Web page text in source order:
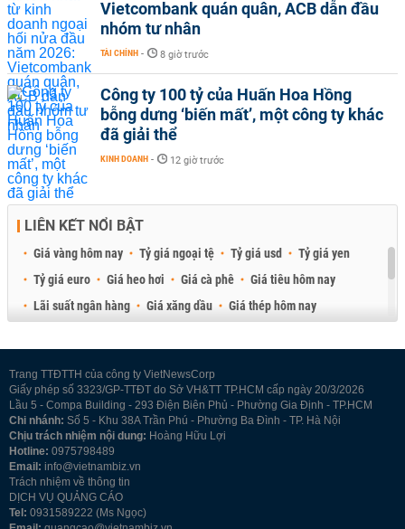
Vietcombank quán quân, ACB dẫn đầu
nhóm tư nhân
TÀI CHÍNH - 8 giờ trước
Công ty 100 tỷ của Huấn Hoa Hồng
bỗng dưng ‘biến mất’, một công ty khác
đã giải thể
KINH DOANH - 12 giờ trước
LIÊN KẾT NỔI BẬT
Giá vàng hôm nay Tỷ giá ngoại tệ Tỷ giá usd
Tỷ giá yen
Tỷ giá euro
Giá heo hơi Giá cà phê
Giá tiêu hôm nay
Lãi suất ngân hàng
Giá xăng dầu
Giá thép hôm nay
Trang TTĐTTH của công ty VietNewsCorp
Giấy phép số 3323/GP-TTĐT do Sở VH&TT TP.HCM cấp ngày 20/3/2026
Lầu 5 - Compa Building - 293 Điện Biên Phủ - Phường Gia Định - TP.HCM
Chi nhánh: Số 5 - Khu 38A Trần Phú - Phường Ba Đình - TP. Hà Nội
Chịu trách nhiệm nội dung: Hoàng Hữu Lợi
Hotline: 0975798489
Email: info@vietnambiz.vn
Trách nhiệm về thông tin
DỊCH VỤ QUẢNG CÁO
Tel: 0931589222 (Ms Ngọc)